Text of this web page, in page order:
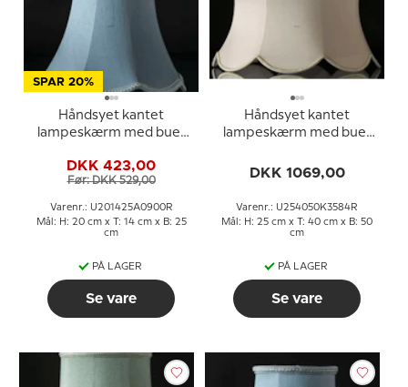
SPAR 20%
Håndsyet kantet
lampeskærm med buer
silke stof
DKK 423,00
Før: DKK 529,00
Varenr.: U201425A0900R
Mål: H: 20 cm x T: 14 cm x B: 25
cm
PÅ LAGER
Se vare
Håndsyet kantet
lampeskærm med buer
(kandelabermontering)
silke
DKK 1069,00
Varenr.: U254050K3584R
Mål: H: 25 cm x T: 40 cm x B: 50
cm
PÅ LAGER
Se vare